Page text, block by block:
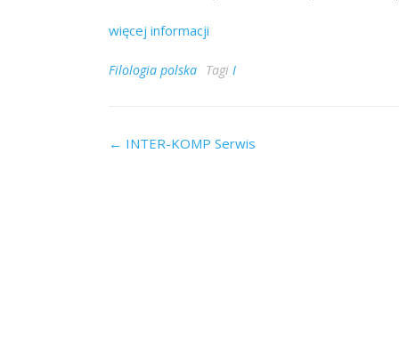
więcej informacji
Filologia polska Tagi I
Post
← INTER-KOMP Serwis